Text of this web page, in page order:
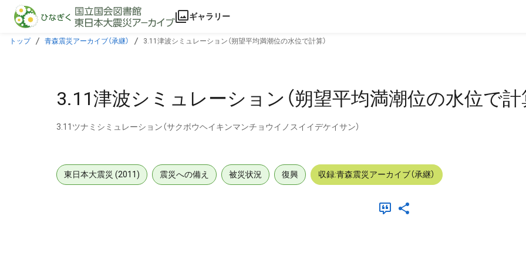
本文に飛ぶ
ギャラリー
トップ 青森震災アーカイブ（承継） 3.11津波シミュレーション（朔望平均満潮位の水位で計算）
3.11津波シミュレーション（朔望平均満潮位の水位で計
3.11ツナミシミュレーション（サクボウヘイキンマンチョウイノスイイデケイサン）
東日本大震災 (2011) 震災への備え 被災状況 復興 収録:青森震災アーカイブ（承継）